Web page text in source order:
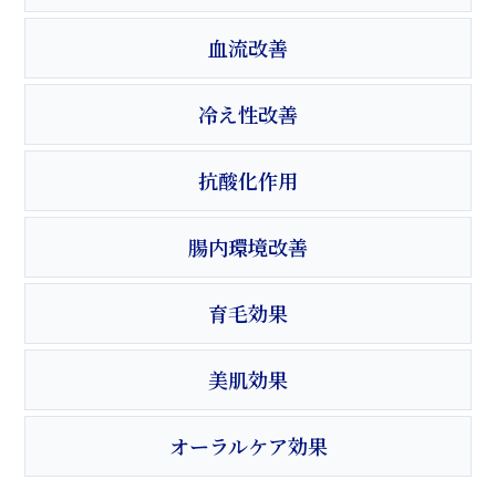
血流改善
冷え性改善
抗酸化作用
腸内環境改善
育毛効果
美肌効果
オーラルケア効果